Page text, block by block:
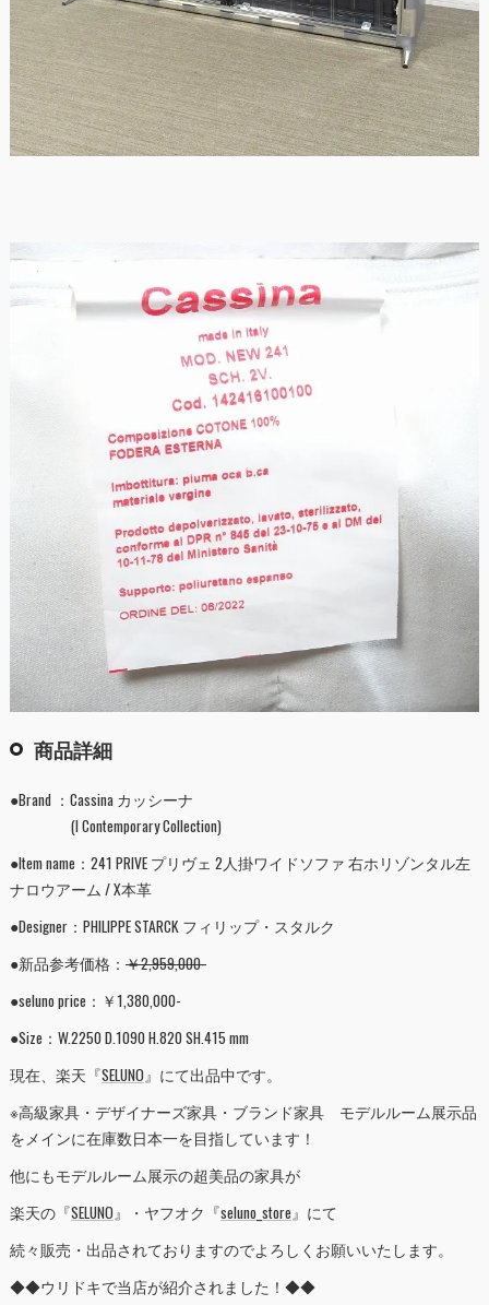
商品詳細
●Brand ：Cassina カッシーナ
(I Contemporary Collection)
●Item name：241 PRIVE プリヴェ 2人掛ワイドソファ 右ホリゾンタル左
ナロウアーム / X本革
●Designer：PHILIPPE STARCK フィリップ・スタルク
●新品参考価格： ￥2,959,000-
●seluno price：￥1,380,000-
●Size：W.2250 D.1090 H.820 SH.415 mm
現在、楽天『SELUNO』にて出品中です。
※高級家具・デザイナーズ家具・ブランド家具 モデルルーム展示品
をメインに在庫数日本一を目指しています！
他にもモデルルーム展示の超美品の家具が
楽天の『SELUNO』・ヤフオク『seluno_store』にて
続々販売・出品されておりますのでよろしくお願いいたします。
◆◆ウリドキで当店が紹介されました！◆◆